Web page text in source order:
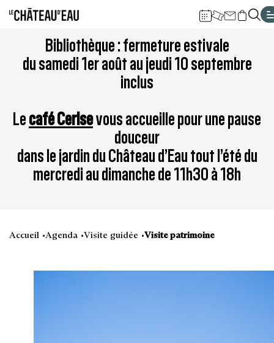
Aller
contenu
Aller
à
la
navigation
à
la
recherche
Aller
au
pied
plan
Bibliothèque : fermeture estivale
du samedi 1er août au jeudi 10 septembre
inclus
Lecafé Cerisevous accueille pour une pause
douceur
dans le jardin du Château d’Eau tout l’été du
mercredi au dimanche de 11h30 à 18h
Accueil Agenda Visite guidée Visite patrimoine